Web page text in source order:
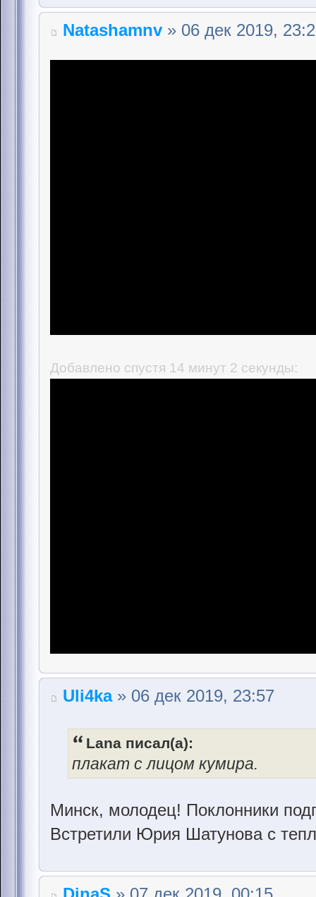
Natashamnv » 06 дек 2019,
Добавлено спустя 14 минут 2 секунды:
Uli4ka» 06 дек 2019, 23:57
Lana писал(а):
плакат с лицом кумира.
Минск, молодец! Поклонники
Встретили Юрия Шатунова с